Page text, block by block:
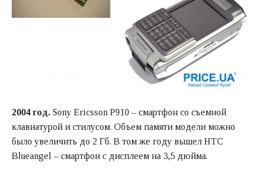
2004 год. Sony Ericsson P910 – смартфон со съемной
клавиатурой и стилусом. Объем памяти модели можно
было увеличить до 2 Гб. В том же году вышел HTC
Blueangel – смартфон с дисплеем на 3,5 дюйма.